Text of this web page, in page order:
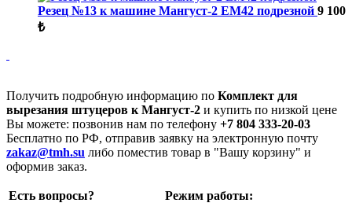
Резец №13 к машине Мангуст-2 ЕМ42 подрезной 9 100
₺
Получить подробную информацию по Комплект для
вырезания штуцеров к Мангуст-2 и купить по низкой цене
Вы можете: позвонив нам по телефону +7 804 333-20-03
Бесплатно по РФ, отправив заявку на электронную почту
zakaz@tmh.su либо поместив товар в "Вашу корзину" и
оформив заказ.
Есть вопросы?
Режим работы: